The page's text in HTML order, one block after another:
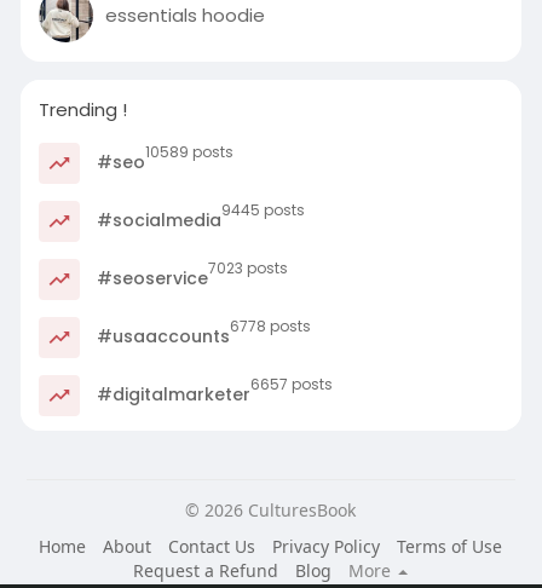
essentials hoodie
Trending !
#seo10589 posts
#socialmedia9445 posts
#seoservice7023 posts
#usaaccounts6778 posts
#digitalmarketer6657 posts
© 2026 CulturesBook
Home
About Contact Us Privacy Policy
Terms of Use
Request a Refund
Blog More